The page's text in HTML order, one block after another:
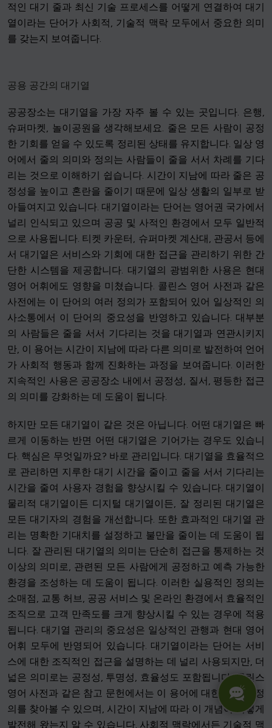
적인 대기 줄과 최신 기술 프로세스를 어떻게 연결하여 대기
열이라는 단어가 사회적, 기술적 맥락 모두에서 중요한 의미
를 갖는지 보여줍니다.
공용 공간의 대기열
공공장소는 대기열을 가장 자주 볼 수 있는 곳입니다. 은행,
슈퍼마켓, 놀이공원을 생각해보세요. 줄은 모든 사람이 공정
한 기회를 얻을 수 있도록 정리된 상태를 유지합니다. 일상 영
어에서 줄의 의미와 정의는 사람들이 줄을 서서 차례를 기다
리는 것으로 이해하기 쉽습니다. 시간이 지남에 따라 줄은 공
정성을 높이고 혼란을 줄이기 때문에 일상 생활의 일부로 받
아들여지고 있습니다. 대기열이라는 단어는 영어권 국가에서
널리 인식되고 있으며 공공 및 사적인 환경에서 모두 일반적
으로 사용됩니다. 티켓 카운터, 슈퍼마켓 계산대, 관공서 등에
서 대기열은 서비스와 기회에 대한 접근을 관리하기 위한 간
단한 시스템을 제공합니다. 대기열의 광범위한 사용은 현대
영어 어휘에도 영향을 미쳤습니다. 콜린스 영어 사전과 같은
사전에는 이 단어의 여러 정의가 포함되어 있어 일상적인 의
사소통에서 이 단어의 중요성을 반영하고 있습니다. 대부분
의 사람들은 줄을 서서 기다리는 것을 대기열과 연관시키지
만, 이 용어는 시간이 지남에 따라 다른 의미로 발전하여 언어
가 사회적 행동과 함께 진화하는 과정을 보여줍니다. 이러한
지속적인 사용은 공공장소 내에서 공정성, 질서, 평등한 접근
의 의미를 강화하는 데 도움이 됩니다.
하지만 모든 대기열이 같은 것은 아닙니다. 어떤 대기열은 빠
르게 이동하는 반면 어떤 대기열은 기어가는 경우도 있습니
다. 핵심은 무엇일까요? 바로 관리입니다. 대기열을 효율적으
로 관리하면 지루한 대기 시간을 줄이고 줄을 서서 기다리는
시간을 줄여 사용자 경험을 향상시킬 수 있습니다. 대기열이
물리적 대기열이든 디지털 대기열이든, 잘 정리된 대기열은
모든 대기자의 경험을 개선합니다. 또한 효과적인 대기열 관
리는 명확한 기대치를 설정하고 불만을 줄이는 데 도움이 됩
니다. 잘 관리된 대기열의 의미는 단순히 접근을 통제하는 것
이상의 의미로, 관련된 모든 사람에게 공정하고 예측 가능한
환경을 조성하는 데 도움이 됩니다. 이러한 실용적인 정의는
소매점, 교통 허브, 공공 서비스 및 온라인 환경에서 효율적인
조직으로 고객 만족도를 크게 향상시킬 수 있는 경우에 적용
됩니다. 대기열 관리의 중요성은 일상적인 관행과 현대 영어
어휘 모두에 반영되어 있습니다. 대기열이라는 단어는 서비
스에 대한 조직적인 접근을 설명하는 데 널리 사용되지만, 더
넓은 의미로는 공정성, 투명성, 효율성도 포함됩니다. 콜린스
영어 사전과 같은 참고 문헌에서는 이 용어에 대한 다양한 정
의를 찾아볼 수 있으며, 시간이 지남에 따라 이 개념이 어떻게
발전해 왔는지 알 수 있습니다. 사회적 맥락에서든 기술적 맥